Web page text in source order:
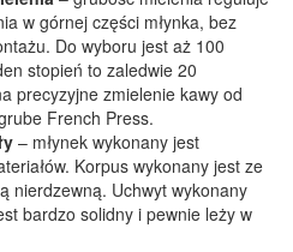
w górnej części młynka, bez
Do wyboru jest aż 100
stopień to zaledwie 20
precyzyjne zmielenie kawy od
French Press.
– młynek wykonany jest
Korpus wykonany jest ze
nierdzewną. Uchwyt wykonany
bardzo solidny i pewnie leży w